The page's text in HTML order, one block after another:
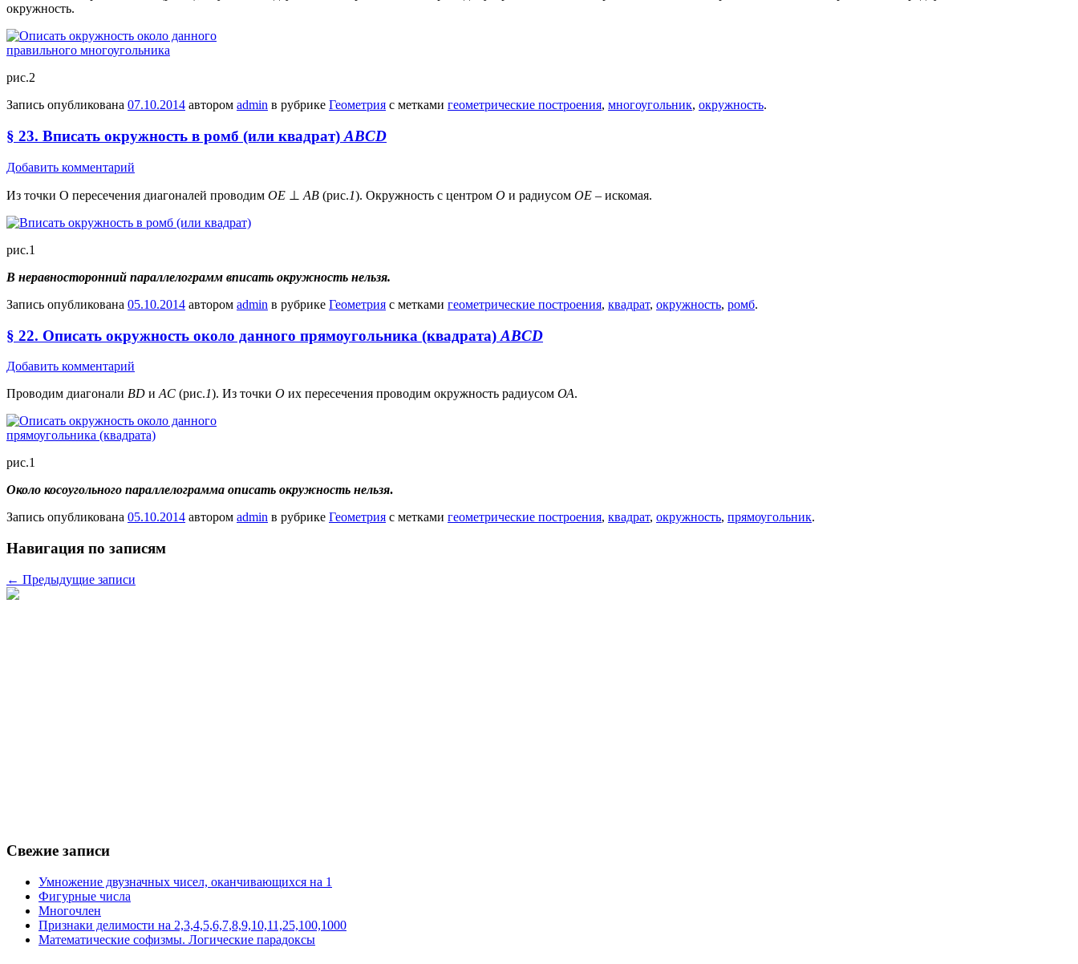
окружность.
рис.2
Запись опубликована 07.10.2014 автором admin в рубрике Геометрия с метками геометрические построения, многоугольник, окружность.
§ 23. Вписать окружность в ромб (или квадрат) ABCD
Добавить комментарий
Из точки О пересечения диагоналей проводим ОЕ ⊥ АВ (рис.1). Окружность с центром О и радиусом ОЕ – искомая.
рис.1
В неравносторонний параллелограмм вписать окружность нельзя.
Запись опубликована 05.10.2014 автором admin в рубрике Геометрия с метками геометрические построения, квадрат, окружность, ромб.
§ 22. Описать окружность около данного прямоугольника (квадрата) ABCD
Добавить комментарий
Проводим диагонали BD и AC (рис.1). Из точки О их пересечения проводим окружность радиусом ОА.
рис.1
Около косоугольного параллелограмма описать окружность нельзя.
Запись опубликована 05.10.2014 автором admin в рубрике Геометрия с метками геометрические построения, квадрат, окружность, прямоугольник.
Навигация по записям
← Предыдущие записи
Свежие записи
Умножение двузначных чисел, оканчивающихся на 1
Фигурные числа
Многочлен
Признаки делимости на 2,3,4,5,6,7,8,9,10,11,25,100,1000
Математические софизмы. Логические парадоксы